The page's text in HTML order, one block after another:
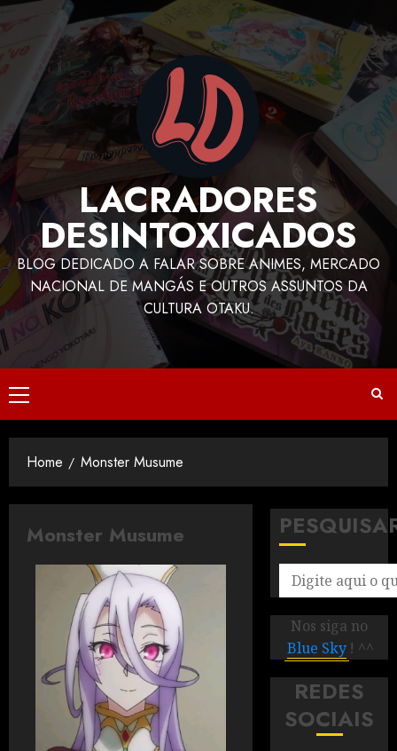
LACRADORES
DESINTOXICADOS
BLOG DEDICADO A FALAR SOBRE ANIMES, MERCADO
NACIONAL DE MANGÁS E OUTROS ASSUNTOS DA
CULTURA OTAKU.
Home Monster Musume
Monster Musume
Nos siga no
Blue Sky ! ^^
REDES
SOCIAIS